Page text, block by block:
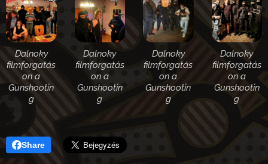
Dalnoky
filmforgatás
on a
Gunshootin
g
Dalnoky
filmforgatás
on a
Gunshootin
g
Dalnoky
filmforgatás
on a
Gunshootin
g
Dalnoky
filmforgatás
on a
Gunshootin
g
Share